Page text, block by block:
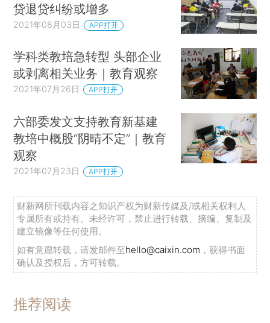
贷退贷纠纷或增多
2021年08月03日 APP打开
学科类教培急转型 头部企业
或剥离相关业务｜教育观察
2021年07月26日 APP打开
六部委发文支持教育新基建
教培中概股“阴晴不定”｜教育
观察
2021年07月23日 APP打开
财新网所刊载内容之知识产权为财新传媒及/或相关权利人
专属所有或持有。未经许可，禁止进行转载、摘编、复制及
建立镜像等任何使用。
如有意愿转载，请发邮件至hello@caixin.com ，获得书面
确认及授权后，方可转载。
推荐阅读